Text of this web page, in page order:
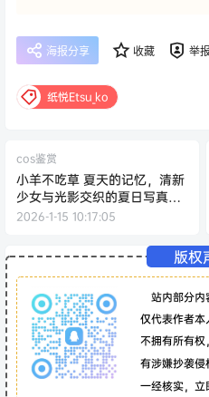
海报分享 收藏 举报
纸悦Etsu_ko
cos鉴赏
小羊不吃草 夏天的记忆，清新
少女与光影交织的夏日写真全
记录
2026-1-15 10:17:05
版权
站内部分内
仅代表作者本
不拥有所有
有涉嫌抄袭
一经核实，